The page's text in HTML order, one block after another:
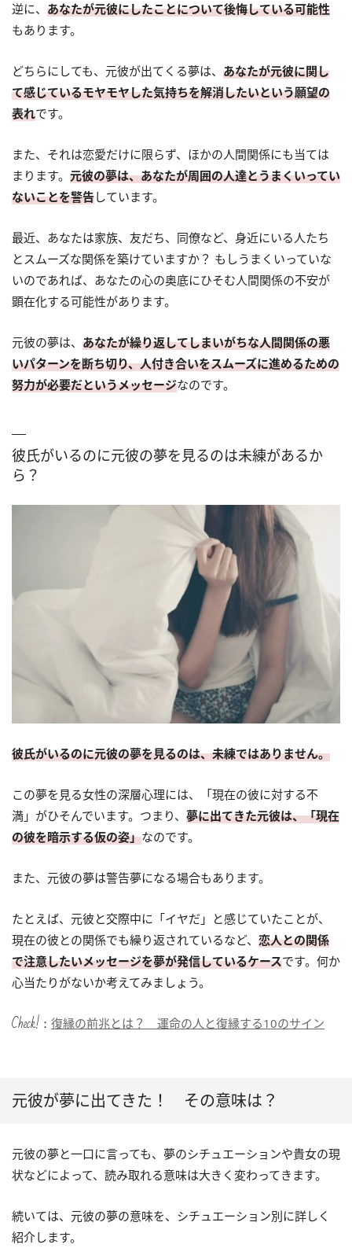
逆に、 あなたが元彼にしたことについて後悔している可能性
もあります。
どちらにしても、元彼が出てくる夢は、 あなたが元彼に関し
て感じているモヤモヤした気持ちを解消したいという願望の
表れです。
また、それは恋愛だけに限らず、ほかの人間関係にも当ては
まります。 元彼の夢は、あなたが周囲の人達とうまくいってい
ないことを警告しています。
最近、あなたは家族、友だち、同僚など、身近にいる人たち
とスムーズな関係を築けていますか？ もしうまくいっていな
いのであれば、あなたの心の奥底にひそむ人間関係の不安が
顕在化する可能性があります。
元彼の夢は、 あなたが繰り返してしまいがちな人間関係の悪
いパターンを断ち切り、人付き合いをスムーズに進めるための
努力が必要だというメッセージなのです。
彼氏がいるのに元彼の夢を見るのは未練があるか
ら？
彼氏がいるのに元彼の夢を見るのは、未練ではありません。
この夢を見る女性の深層心理には、「現在の彼に対する不
満」がひそんでいます。つまり、 夢に出てきた元彼は、「現在
の彼を暗示する仮の姿」なのです。
また、元彼の夢は警告夢になる場合もあります。
たとえば、元彼と交際中に「イヤだ」と感じていたことが、
現在の彼との関係でも繰り返されているなど、 恋人との関係
で注意したいメッセージを夢が発信しているケースです。何か
心当たりがないか考えてみましょう。
Check!： 復縁の前兆とは？ 運命の人と復縁する10のサイン
元彼が夢に出てきた！ その意味は？
元彼の夢と一口に言っても、夢のシチュエーションや貴女の現
状などによって、読み取れる意味は大きく変わってきます。
続いては、元彼の夢の意味を、シチュエーション別に詳しく
紹介します。